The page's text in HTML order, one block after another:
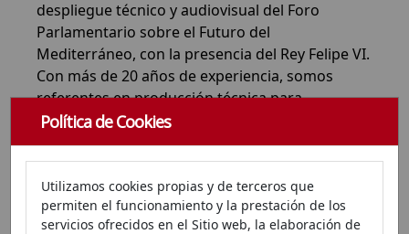
Política de Cookies
Utilizamos cookies propias y de terceros que
permiten el funcionamiento y la prestación de los
servicios ofrecidos en el Sitio web, la elaboración de
despliegue técnico y audiovisual del Foro
Parlamentario sobre el Futuro del
Mediterráneo, con la presencia del Rey Felipe VI.
Con más de 20 años de experiencia, somos
referentes en producción técnica para
congresos y eventos, combinando talento local
y tecnología puntera. Desde Granada,
operamos en toda España con un equipo
especializado y una infraestructura propia que
nos permite adaptarnos a cualquier formato.